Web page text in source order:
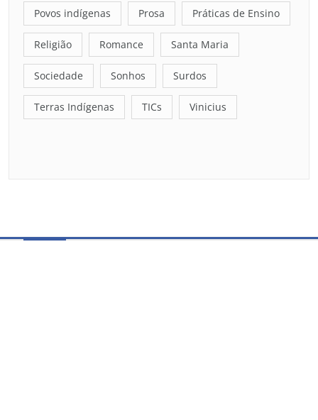
Povos indígenas Prosa Práticas de Ensino
Religião Romance Santa Maria
Sociedade Sonhos Surdos
Terras Indígenas TICs Vinicius